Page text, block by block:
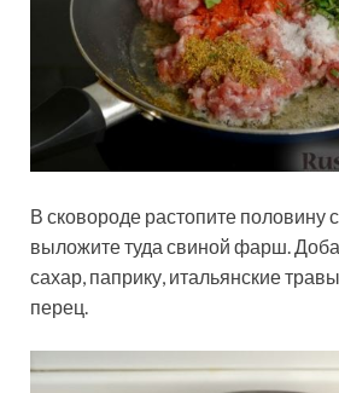
В сковороде растопите половину
выложите туда свиной фарш.
сахар, паприку, итальянские
перец.